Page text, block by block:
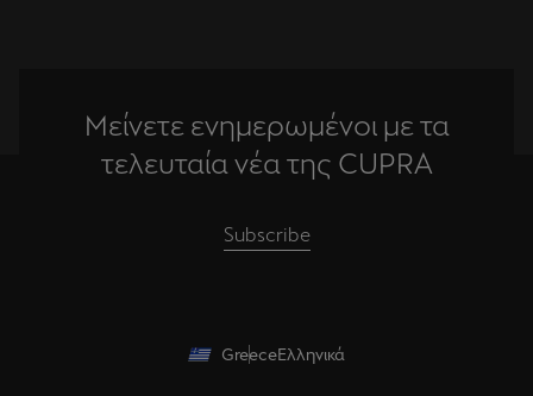
Μείνετε ενημερωμένοι με τα
τελευταία νέα της CUPRA
Subscribe
GreeceΕλληνικά